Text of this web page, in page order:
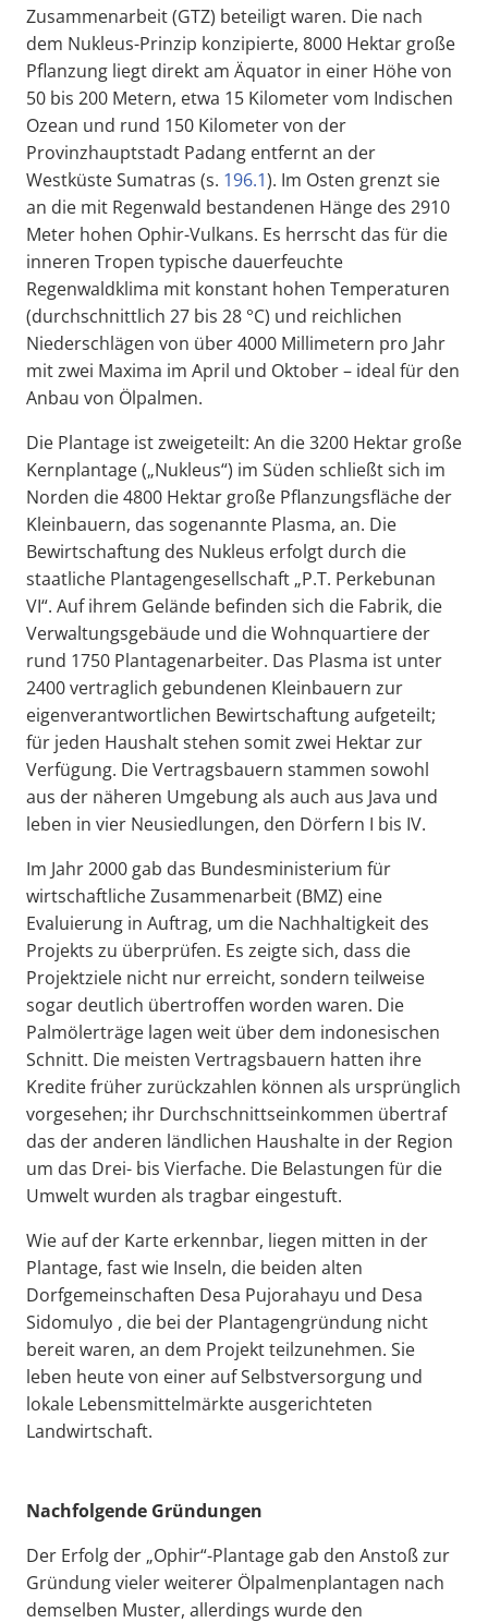
Zusammenarbeit (GTZ) beteiligt waren. Die nach
dem Nukleus-Prinzip konzipierte, 8000 Hektar große
Pflanzung liegt direkt am Äquator in einer Höhe von
50 bis 200 Metern, etwa 15 Kilometer vom Indischen
Ozean und rund 150 Kilometer von der
Provinzhauptstadt Padang entfernt an der
Westküste Sumatras (s. 196.1). Im Osten grenzt sie
an die mit Regenwald bestandenen Hänge des 2910
Meter hohen Ophir-Vulkans. Es herrscht das für die
inneren Tropen typische dauerfeuchte
Regenwaldklima mit konstant hohen Temperaturen
(durchschnittlich 27 bis 28 °C) und reichlichen
Niederschlägen von über 4000 Millimetern pro Jahr
mit zwei Maxima im April und Oktober – ideal für den
Anbau von Ölpalmen.
Die Plantage ist zweigeteilt: An die 3200 Hektar große
Kernplantage („Nukleus“) im Süden schließt sich im
Norden die 4800 Hektar große Pflanzungsfläche der
Kleinbauern, das sogenannte Plasma, an. Die
Bewirtschaftung des Nukleus erfolgt durch die
staatliche Plantagengesellschaft „P.T. Perkebunan
VI“. Auf ihrem Gelände befinden sich die Fabrik, die
Verwaltungsgebäude und die Wohnquartiere der
rund 1750 Plantagenarbeiter. Das Plasma ist unter
2400 vertraglich gebundenen Kleinbauern zur
eigenverantwortlichen Bewirtschaftung aufgeteilt;
für jeden Haushalt stehen somit zwei Hektar zur
Verfügung. Die Vertragsbauern stammen sowohl
aus der näheren Umgebung als auch aus Java und
leben in vier Neusiedlungen, den Dörfern I bis IV.
Im Jahr 2000 gab das Bundesministerium für
wirtschaftliche Zusammenarbeit (BMZ) eine
Evaluierung in Auftrag, um die Nachhaltigkeit des
Projekts zu überprüfen. Es zeigte sich, dass die
Projektziele nicht nur erreicht, sondern teilweise
sogar deutlich übertroffen worden waren. Die
Palmölerträge lagen weit über dem indonesischen
Schnitt. Die meisten Vertragsbauern hatten ihre
Kredite früher zurückzahlen können als ursprünglich
vorgesehen; ihr Durchschnittseinkommen übertraf
das der anderen ländlichen Haushalte in der Region
um das Drei- bis Vierfache. Die Belastungen für die
Umwelt wurden als tragbar eingestuft.
Wie auf der Karte erkennbar, liegen mitten in der
Plantage, fast wie Inseln, die beiden alten
Dorfgemeinschaften Desa Pujorahayu und Desa
Sidomulyo , die bei der Plantagengründung nicht
bereit waren, an dem Projekt teilzunehmen. Sie
leben heute von einer auf Selbstversorgung und
lokale Lebensmittelmärkte ausgerichteten
Landwirtschaft.
Nachfolgende Gründungen
Der Erfolg der „Ophir“-Plantage gab den Anstoß zur
Gründung vieler weiterer Ölpalmenplantagen nach
demselben Muster, allerdings wurde den